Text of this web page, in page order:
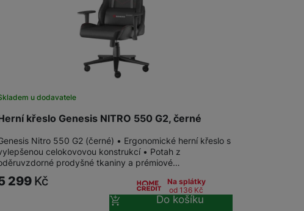
obsahy nebo reklamy jak
křeslo Genesis NITRO 550 G2, černé
u dodavatele
Nitro 550 G2 (černé) • Ergonomické herní křeslo s
celokovovou konstrukcí • Potah z
prodyšné tkaniny a prémiové…
299 Kč
Na splátky
od 136 Kč
Do košíku